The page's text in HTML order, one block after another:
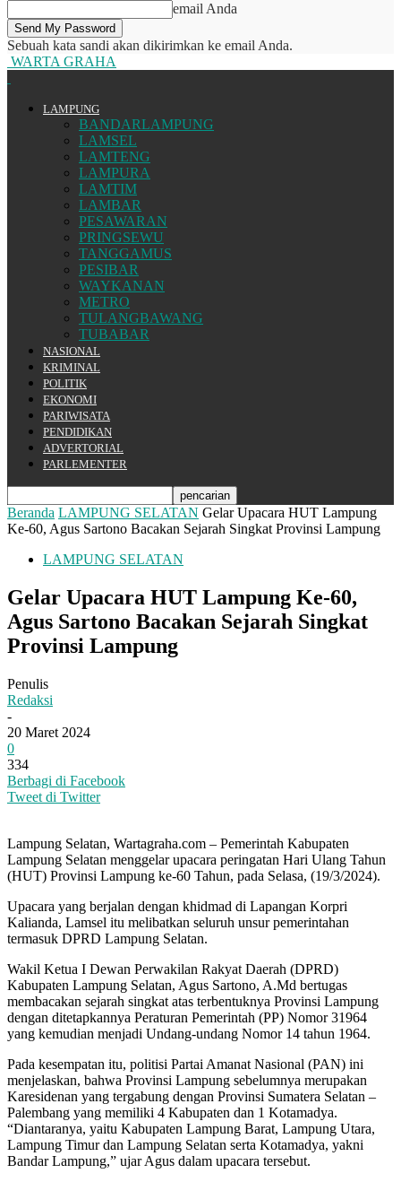
email Anda
Sebuah kata sandi akan dikirimkan ke email Anda.
WARTA GRAHA
LAMPUNG
BANDARLAMPUNG
LAMSEL
LAMTENG
LAMPURA
LAMTIM
LAMBAR
PESAWARAN
PRINGSEWU
TANGGAMUS
PESIBAR
WAYKANAN
METRO
TULANGBAWANG
TUBABAR
NASIONAL
KRIMINAL
POLITIK
EKONOMI
PARIWISATA
PENDIDIKAN
ADVERTORIAL
PARLEMENTER
Beranda LAMPUNG SELATAN Gelar Upacara HUT Lampung
Ke-60, Agus Sartono Bacakan Sejarah Singkat Provinsi Lampung
LAMPUNG SELATAN
Gelar Upacara HUT Lampung Ke-60,
Agus Sartono Bacakan Sejarah Singkat
Provinsi Lampung
Penulis
Redaksi
-
20 Maret 2024
0
334
Berbagi di Facebook
Tweet di Twitter
Lampung Selatan, Wartagraha.com – Pemerintah Kabupaten
Lampung Selatan menggelar upacara peringatan Hari Ulang Tahun
(HUT) Provinsi Lampung ke-60 Tahun, pada Selasa, (19/3/2024).
Upacara yang berjalan dengan khidmad di Lapangan Korpri
Kalianda, Lamsel itu melibatkan seluruh unsur pemerintahan
termasuk DPRD Lampung Selatan.
Wakil Ketua I Dewan Perwakilan Rakyat Daerah (DPRD)
Kabupaten Lampung Selatan, Agus Sartono, A.Md bertugas
membacakan sejarah singkat atas terbentuknya Provinsi Lampung
dengan ditetapkannya Peraturan Pemerintah (PP) Nomor 31964
yang kemudian menjadi Undang-undang Nomor 14 tahun 1964.
Pada kesempatan itu, politisi Partai Amanat Nasional (PAN) ini
menjelaskan, bahwa Provinsi Lampung sebelumnya merupakan
Karesidenan yang tergabung dengan Provinsi Sumatera Selatan –
Palembang yang memiliki 4 Kabupaten dan 1 Kotamadya.
“Diantaranya, yaitu Kabupaten Lampung Barat, Lampung Utara,
Lampung Timur dan Lampung Selatan serta Kotamadya, yakni
Bandar Lampung,” ujar Agus dalam upacara tersebut.